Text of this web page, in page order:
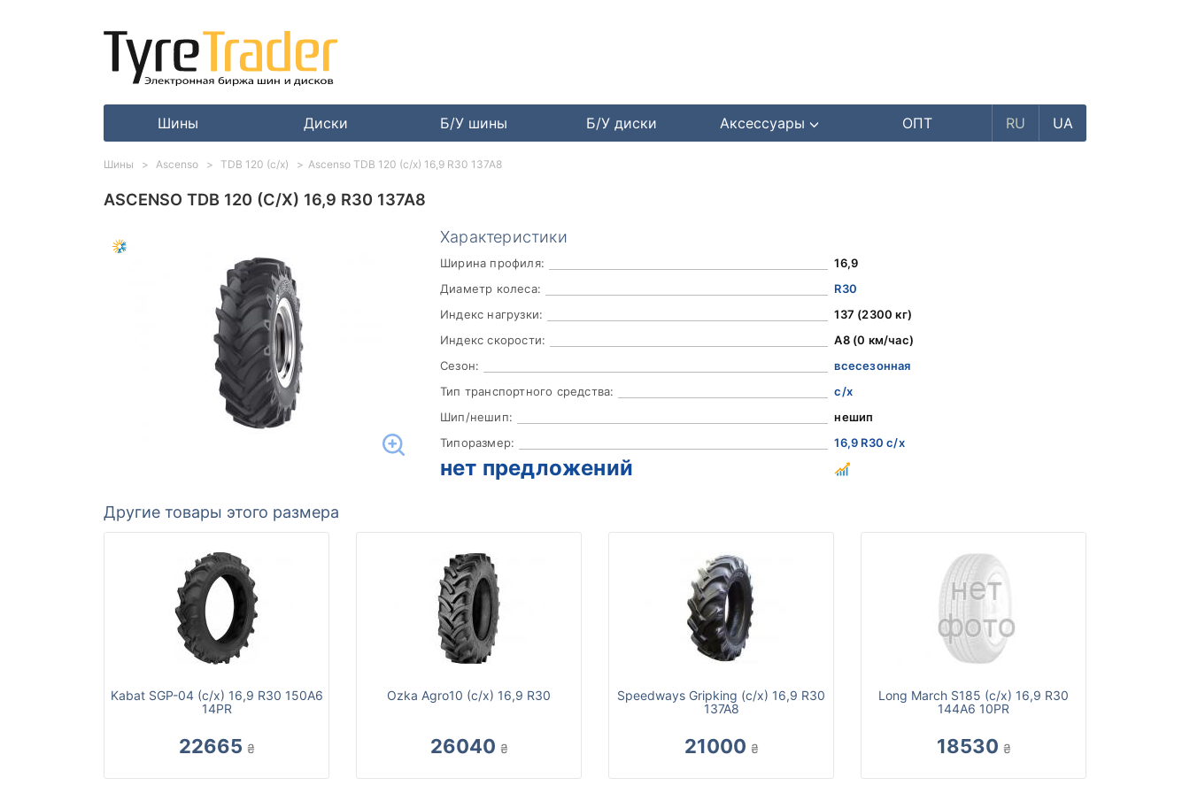
Шины Диски Б/У шины Б/У диски Аксессуары ОПТ RU UA
ASCENSO TDB 120 (С/Х) 16,9 R30 137A8
Характеристики
Ширина профиля:
16,9
Диаметр колеса:
R30
Индекс нагрузки:
137 (2300 кг)
Индекс скорости:
A8 (0 км/час)
Сезон:
всесезонная
Тип транспортного средства:
с/х
Шип/нешип:
нешип
Типоразмер:
16,9 R30 с/х
нет предложений
Другие товары этого размера
Kabat SGP-04 (с/х) 16,9 R30 150A6
14PR
22665 ₴
Ozka Agro10 (с/х) 16,9 R30
26040 ₴
Speedways Gripking (с/х) 16,9 R30
137A8
21000 ₴
Long March S185 (с/х) 16,9 R30
144A6 10PR
18530 ₴
Шины Ascenso TDB 120 (с/х) Ascenso TDB 120 (с/х) 16,9 R30 137A8